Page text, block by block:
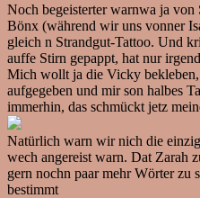
Noch begeisterter warnwa ja
Bönx (während wir uns vonner
gleich n Strandgut-Tattoo. Und
auffe Stirn gepappt, hat nur
Mich wollt ja die Vicky
aufgegeben und mir son halbes
immerhin, das schmückt jetz
Natürlich warn wir nich die
wech angereist warn. Dat Zarah
gern nochn paar mehr Wörter zu
bestimmt